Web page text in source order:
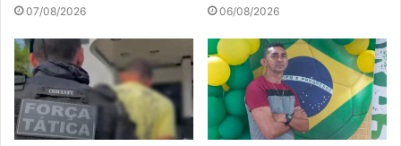
07/08/2026 06/08/2026